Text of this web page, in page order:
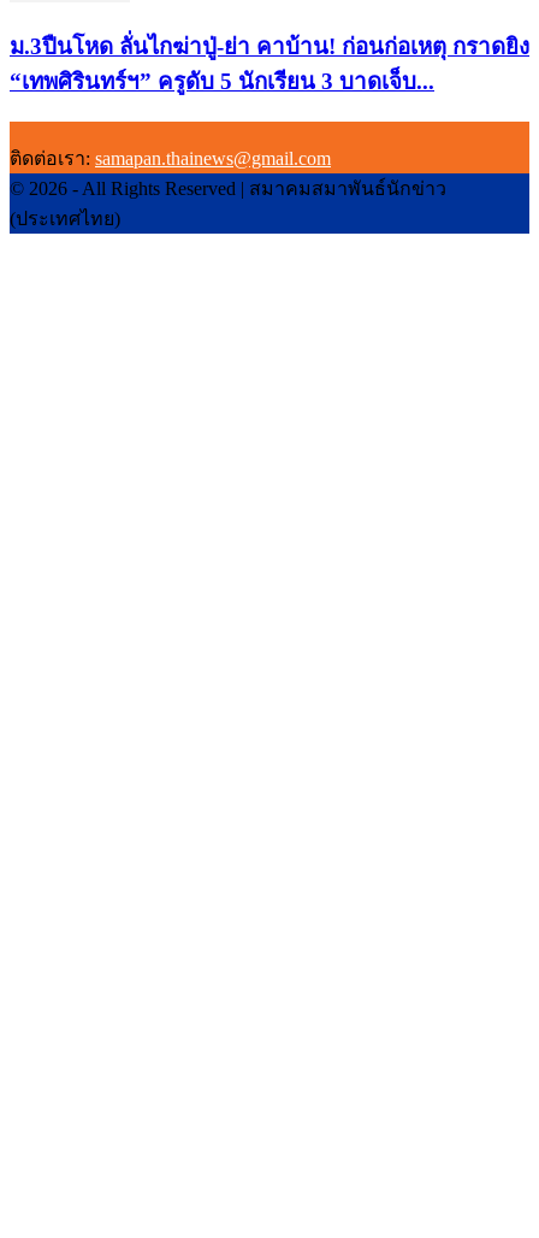
ม.3ปืนโหด ลั่นไกฆ่าปู่-ย่า คาบ้าน! ก่อนก่อเหตุ กราดยิง
“เทพศิรินทร์ฯ” ครูดับ 5 นักเรียน 3 บาดเจ็บ...
ติดต่อเรา: samapan.thainews@gmail.com
© 2026 - All Rights Reserved | สมาคมสมาพันธ์นักข่าว
(ประเทศไทย)